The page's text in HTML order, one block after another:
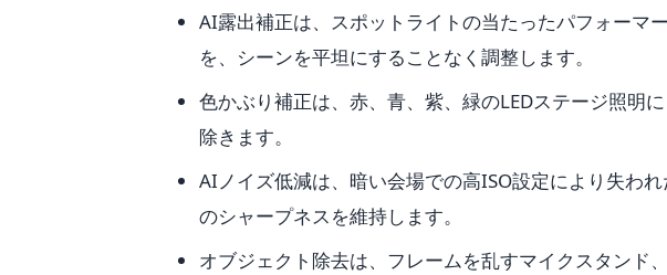
AI露出補正は、スポットライトの当たったパフォーマ
を、シーンを平坦にすることなく調整します。
色かぶり補正は、赤、青、紫、緑のLEDステージ照明
除きます。
AIノイズ低減は、暗い会場での高ISO設定により失わ
のシャープネスを維持します。
オブジェクト除去は、フレームを乱すマイクスタンド